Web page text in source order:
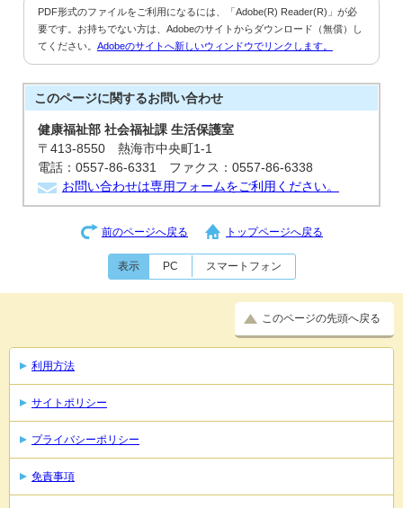
PDF形式のファイルをご利用になるには、「Adobe(R) Reader(R)」が必
要です。お持ちでない方は、Adobeのサイトからダウンロード（無償）し
てください。 Adobeのサイトへ新しいウィンドウでリンクします。
このページに関するお問い合わせ
健康福祉部 社会福祉課 生活保護室
〒413-8550 熱海市中央町1-1
電話：0557-86-6331 ファクス：0557-86-6338
お問い合わせは専用フォームをご利用ください。
前のページへ戻る トップページへ戻る
表示 PC スマートフォン
このページの先頭へ戻る
利用方法
サイトポリシー
プライバシーポリシー
免責事項